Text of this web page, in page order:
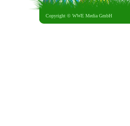
Copyright © WWE Media GmbH